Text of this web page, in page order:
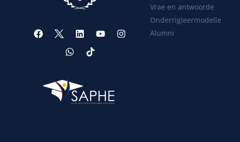
Vrae en antwoorde
Onderrigleermodelle
Alumni